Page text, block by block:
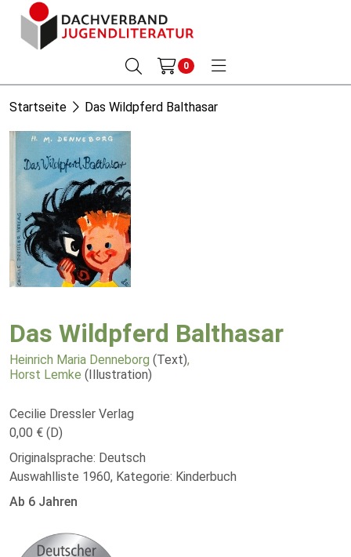
0
Startseite Das Wildpferd Balthasar
Das Wildpferd Balthasar
Heinrich Maria Denneborg (Text),
Horst Lemke (Illustration)
Cecilie Dressler Verlag
0,00 € (D)
Originalsprache: Deutsch
Auswahlliste 1960, Kategorie: Kinderbuch
Ab 6 Jahren